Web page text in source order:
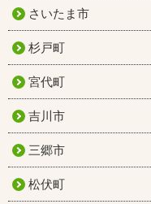
さいたま市
杉戸町
宮代町
吉川市
三郷市
松伏町